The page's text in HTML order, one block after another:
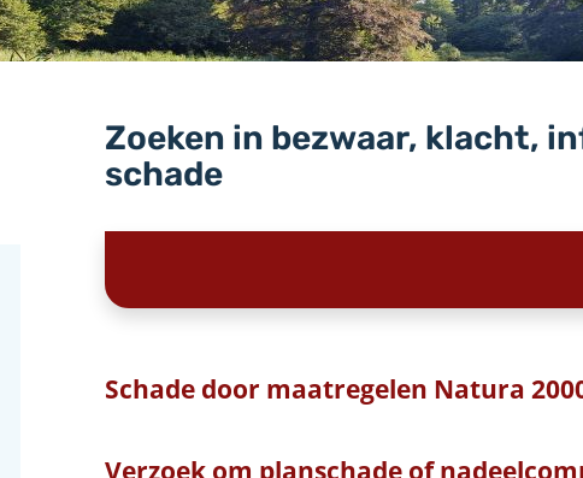
Zoeken in bezwaar, klacht,
schade
Schade door maatregelen Natura
Verzoek om planschade of